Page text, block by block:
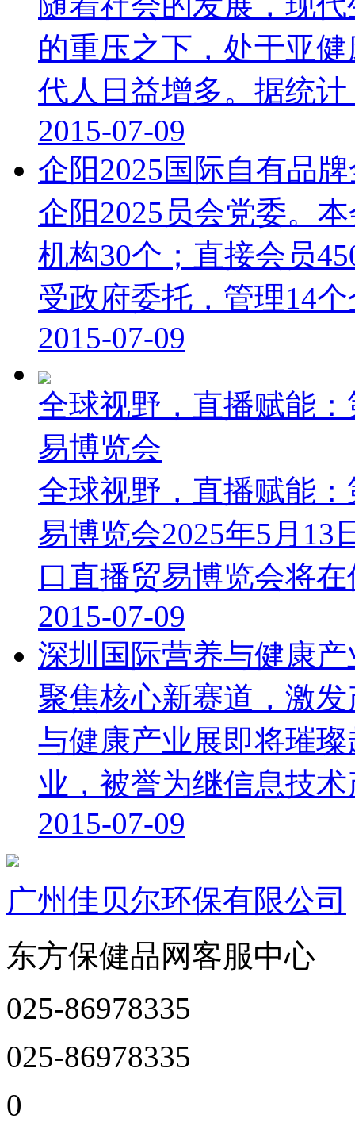
的重压之下，处于亚
代人日益增多。据统
2015-07-09
企阳2025国际自有品
企阳2025员会党委。
机构30个；直接会员
受政府委托，管理14
2015-07-09
全球视野，直播赋能
易博览会
全球视野，直播赋能
易博览会2025年5月13
口直播贸易博览会将
2015-07-09
深圳国际营养与健康
聚焦核心新赛道，激
与健康产业展即将璀
业，被誉为继信息技
2015-07-09
广州佳贝尔环保有限公司
东方保健品网客服中心
025-86978335
025-86978335
0